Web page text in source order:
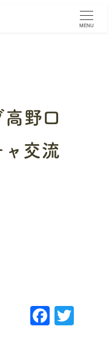
MENU
高野口
ャ交流
F
a
T